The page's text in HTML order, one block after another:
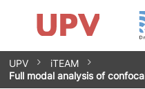
Saltar
contenido
Impacto
Grupos de
Instalaciones
Spin-offs
Contacto
Prácticas
Noticias
Unidad de Igualdad
UPV
iTEAM
Full modal analysis of